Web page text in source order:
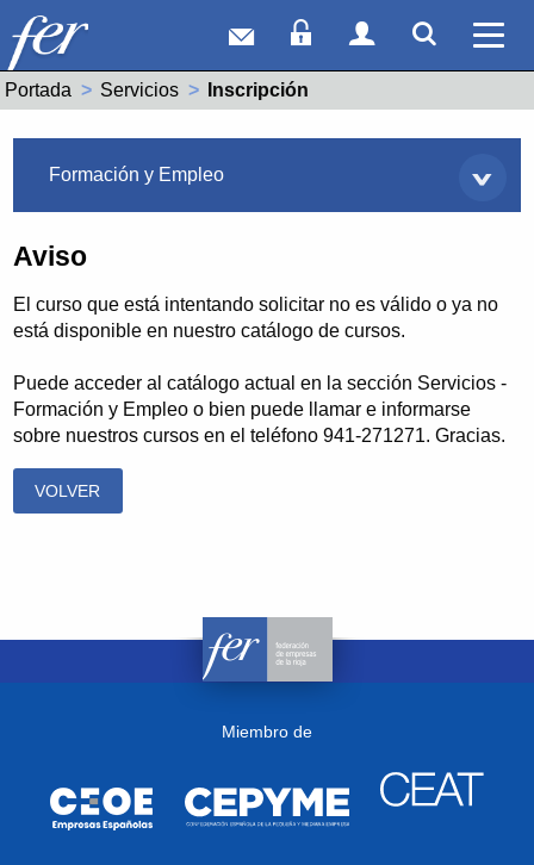
Correo webAcceso Socios
Acceso
Portada Servicios Actual:
Inscripción
Formación y Empleo
Aviso
El curso que está intentando solicitar no es válido o ya no
está disponible en nuestro catálogo de cursos.
Puede acceder al catálogo actual en la sección Servicios -
Formación y Empleo o bien puede llamar e informarse
sobre nuestros cursos en el teléfono 941-271271. Gracias.
VOLVER
Miembro de